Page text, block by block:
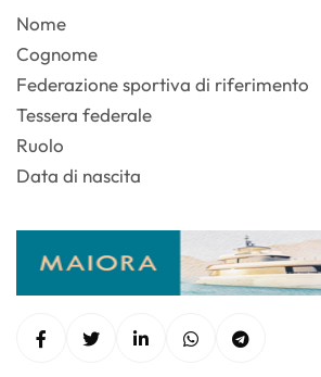
Nome
Cognome
Federazione sportiva di riferimento
Tessera federale
Ruolo
Data di nascita